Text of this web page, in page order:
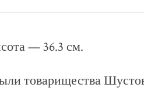
— 36.3 см.
товарищества